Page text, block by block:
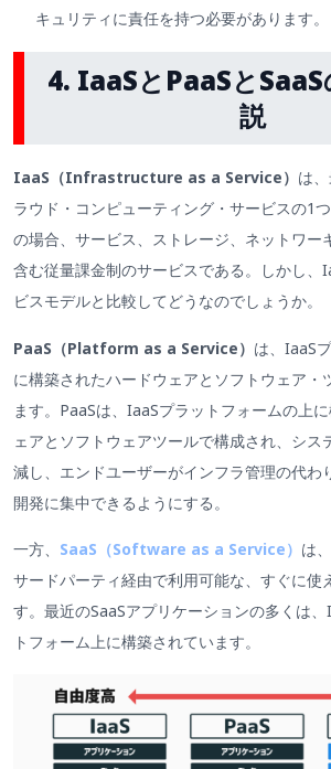
キュリティに責任を持つ必要があります。
4. IaaSとPaaSと
説
IaaS（Infrastructure as a Service） は
ラウド・コンピューティング・サービスの1
の場合、サービス、ストレージ、ネットワー
含む従量課金制のサービスである。しかし、
ビスモデルと比較してどうなのでしょうか。
PaaS（Platform as a Service） は、IaaS
に構築されたハードウェアとソフトウェア・
ます。PaaSは、IaaSプラットフォームの上
ェアとソフトウェアツールで構成され、シス
減し、エンドユーザーがインフラ管理の代わ
開発に集中できるようにする。
一方、 SaaS（Software as a Service） は
サードパーティ経由で利用可能な、すぐに使
す。最近のSaaSアプリケーションの多くは
トフォーム上に構築されています。